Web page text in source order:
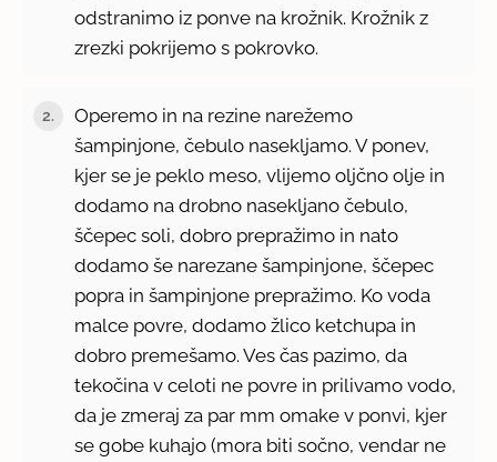
odstranimo iz ponve na krožnik. Krožnik z
zrezki pokrijemo s pokrovko.
2.
Operemo in na rezine narežemo
šampinjone, čebulo nasekljamo. V ponev,
kjer se je peklo meso, vlijemo oljčno olje in
dodamo na drobno nasekljano čebulo,
ščepec soli, dobro prepražimo in nato
dodamo še narezane šampinjone, ščepec
popra in šampinjone prepražimo. Ko voda
malce povre, dodamo žlico ketchupa in
dobro premešamo. Ves čas pazimo, da
tekočina v celoti ne povre in prilivamo vodo,
da je zmeraj za par mm omake v ponvi, kjer
se gobe kuhajo (mora biti sočno, vendar ne